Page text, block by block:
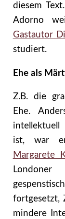
diesem
Adorno
Gastautor
studiert.
Ehe als
Z.B. die
Ehe.
ist, war
Margarete
Londoner
fortgesetzt,
mindere